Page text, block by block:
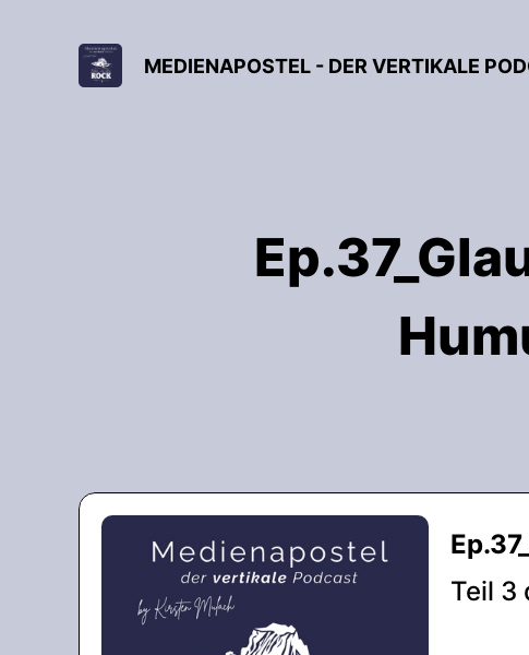
MEDIENAPOSTEL - DER VERTIKALE